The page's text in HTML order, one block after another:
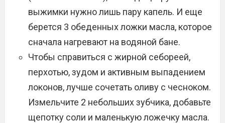
выжимки нужно лишь пару капель. И еще
берется 3 обеденных ложки масла, которое
сначала нагревают на водяной бане.
Чтобы справиться с жирной себореей,
перхотью, зудом и активным выпадением
локонов, лучше сочетать оливу с чесноком.
Измельчите 2 небольших зубчика, добавьте
щепотку соли и маленькую ложечку масла.